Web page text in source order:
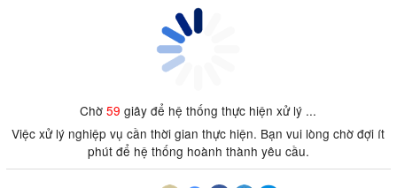
Chờ59 giây để hệ thống thực hiện xử lý ...
Việc xử lý nghiệp vụ cần thời gian thực hiện. Bạn vui lòng chờ đợi ít
phút để hệ thống hoành thành yêu cầu.